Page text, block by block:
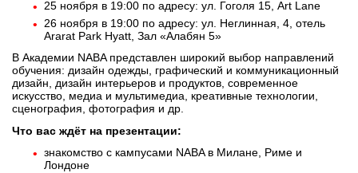
25 ноября в 19:00 по адресу: ул. Гоголя 15, Art Lane
26 ноября в 19:00 по адресу: ул. Неглинная, 4, отель
Ararat Park Hyatt, Зал «Алабян 5»
В Академии NABA представлен широкий выбор направлений
обучения: дизайн одежды, графический и коммуникационный
дизайн, дизайн интерьеров и продуктов, современное
искусство, медиа и мультимедиа, креативные технологии,
сценография, фотография и др.
Что вас ждёт на презентации:
знакомство с кампусами NABA в Милане, Риме и
Лондоне